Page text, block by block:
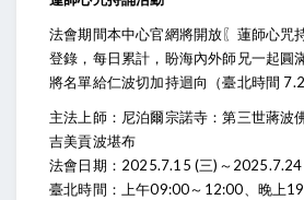
法會期間本中心官網將開放〖 蓮師心咒
登錄，每日累計，盼海內外師兄一起圓
將名單給仁波切加持迴向（臺北時間
主法上師：尼泊爾宗諾寺：第三世蔣波
吉美貢波堪布
法會日期：2025.7.15 (三)～2025.7.24
臺北時間：上午09:00～12:00、晚上